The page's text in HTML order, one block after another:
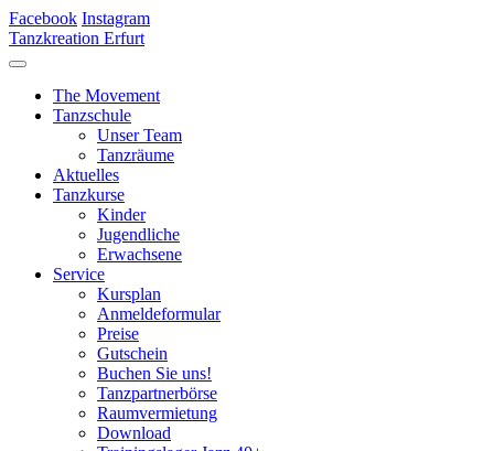
Facebook Instagram
Tanzkreation Erfurt
The Movement
Tanzschule
Unser Team
Tanzräume
Aktuelles
Tanzkurse
Kinder
Jugendliche
Erwachsene
Service
Kursplan
Anmeldeformular
Preise
Gutschein
Buchen Sie uns!
Tanzpartnerbörse
Raumvermietung
Download